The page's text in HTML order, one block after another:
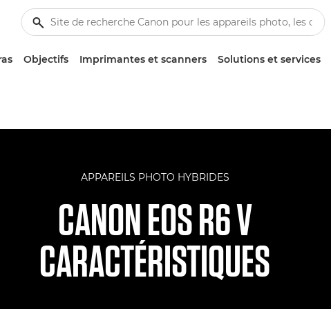
Objectifs Imprimantes et scanners Solutions et services
APPAREILS PHOTO HYBRIDES
CANON EOS R6 V
CARACTÉRISTIQUES